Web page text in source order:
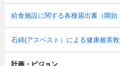
給食施設に関する各種届出書（開始
石綿(アスベスト）による健康被害
計画・ビジョン